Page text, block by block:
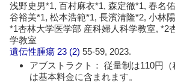
浅野史男*1, 百村麻衣*1, 森定徹*1, 春名
谷裕美*1, 松本浩範*1, 長濱清隆*2, 小林
*1杏林大学医学部 産科婦人科学教室, *2
学教室
遺伝性腫瘍 23 (2)55-59, 2023.
アブストラクト： 従量制は110円（
は基本料金に含まれます。